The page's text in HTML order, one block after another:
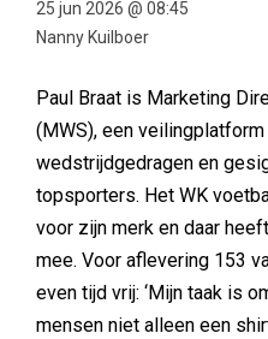
25 jun 2026 @ 08:45
Nanny Kuilboer
Paul Braat is Marketing
(MWS), een
wedstrijdgedragen en
topsporters. Het WK
voor zijn merk en daar
mee. Voor aflevering 153
even tijd vrij: ‘Mijn taak is
mensen niet alleen een